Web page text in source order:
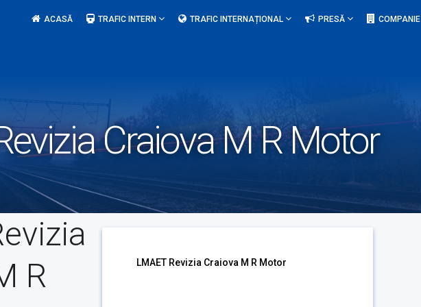
ACASĂ TRAFIC INTERN TRAFIC INTERNAȚIONAL PRESĂ COMPANIE
Craiova M R Motor
R
LMAET Revizia Craiova M R Motor